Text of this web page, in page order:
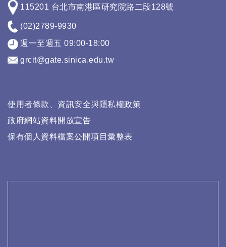
115201 台北市南港區研究院路二段128號
(02)2789-9930
週一至週五 09:00-18:00
grcit@gate.sinica.edu.tw
使用者條款、資訊安全與隱私權政策
政府網站資料開放宣告
保有個人資料檔案公開項目彙整表